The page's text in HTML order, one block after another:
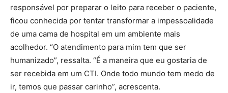
responsável por preparar o leito para receber o paciente,
ficou conhecida por tentar transformar a impessoalidade
de uma cama de hospital em um ambiente mais
acolhedor. “O atendimento para mim tem que ser
humanizado”, ressalta. “É a maneira que eu gostaria de
ser recebida em um CTI. Onde todo mundo tem medo de
ir, temos que passar carinho”, acrescenta.